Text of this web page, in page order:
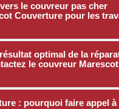
le couvreur pas cher
Couverture pour les
optimal de la
le couvreur Marescot
: pourquoi faire appel à